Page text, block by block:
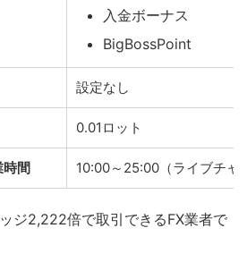
入金ボーナス
BigBossPoint
設定なし
0.01ロット
時間 10:00～25:00（ライブチャ
ジ2,222倍で取引できるFX業者で